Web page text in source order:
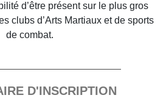
d’être présent sur le plus gros
clubs d’Arts Martiaux et de sports
de combat.
D'INSCRIPTION